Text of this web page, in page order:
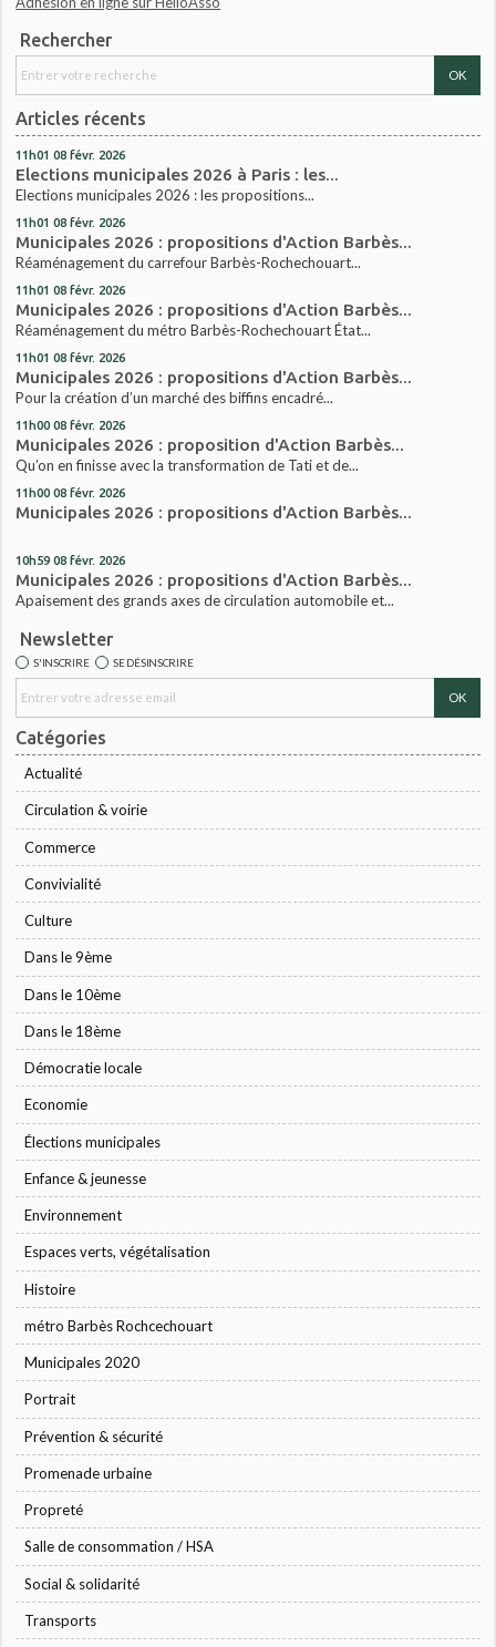
Rechercher
Articles récents
11h01 08 févr. 2026
Elections municipales 2026 à Paris : les...
Elections municipales 2026 : les propositions...
11h01 08 févr. 2026
Municipales 2026 : propositions d'Action Barbès...
Réaménagement du carrefour Barbès-Rochechouart...
11h01 08 févr. 2026
Municipales 2026 : propositions d'Action Barbès...
Réaménagement du métro Barbès-Rochechouart État...
11h01 08 févr. 2026
Municipales 2026 : propositions d'Action Barbès...
Pour la création d’un marché des biffins encadré...
11h00 08 févr. 2026
Municipales 2026 : proposition d'Action Barbès...
Qu’on en finisse avec la transformation de Tati et de...
11h00 08 févr. 2026
Municipales 2026 : propositions d'Action Barbès...
10h59 08 févr. 2026
Municipales 2026 : propositions d'Action Barbès...
Apaisement des grands axes de circulation automobile et...
Newsletter
S'INSCRIRE SE DÉSINSCRIRE
Catégories
Actualité
Circulation & voirie
Commerce
Convivialité
Culture
Dans le 9ème
Dans le 10ème
Dans le 18ème
Démocratie locale
Economie
Élections municipales
Enfance & jeunesse
Environnement
Espaces verts, végétalisation
Histoire
métro Barbès Rochcechouart
Municipales 2020
Portrait
Prévention & sécurité
Promenade urbaine
Propreté
Salle de consommation / HSA
Social & solidarité
Transports